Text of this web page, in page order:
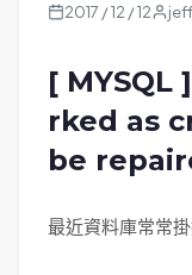
2017 / 12 / 12 jeff
[ MYSQL
rked as
be
最近資料庫常常